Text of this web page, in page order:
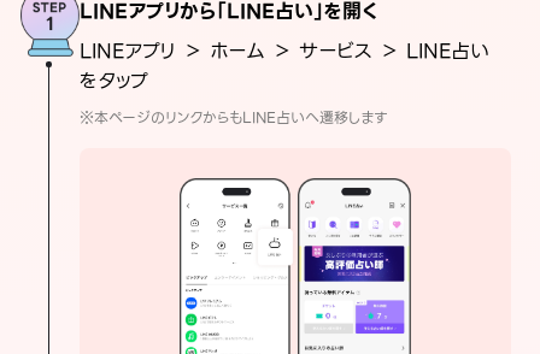
LINEアプリから「LINE占い」を開く
LINEアプリ ＞ ホーム ＞ サービス ＞ LINE占い
をタップ
※本ページのリンクからもLINE占いへ遷移します